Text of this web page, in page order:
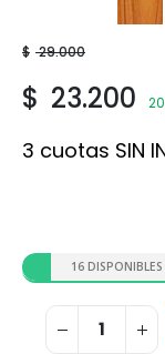
$ 29.000
$ 23.200
3 cuotas SIN
16 DISPONIBLES